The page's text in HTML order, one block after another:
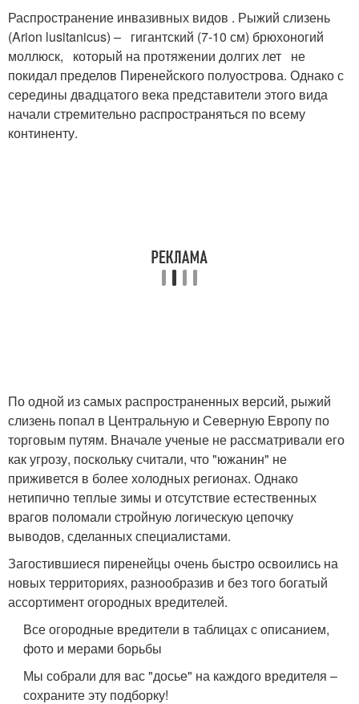
Распространение инвазивных видов . Рыжий слизень
(Arion lusitanicus) – гигантский (7-10 см) брюхоногий
моллюск, который на протяжении долгих лет не
покидал пределов Пиренейского полуострова. Однако с
середины двадцатого века представители этого вида
начали стремительно распространяться по всему
континенту.
По одной из самых распространенных версий, рыжий
слизень попал в Центральную и Северную Европу по
торговым путям. Вначале ученые не рассматривали его
как угрозу, поскольку считали, что "южанин" не
приживется в более холодных регионах. Однако
нетипично теплые зимы и отсутствие естественных
врагов поломали стройную логическую цепочку
выводов, сделанных специалистами.
Загостившиеся пиренейцы очень быстро освоились на
новых территориях, разнообразив и без того богатый
ассортимент огородных вредителей.
Все огородные вредители в таблицах с описанием,
фото и мерами борьбы
Мы собрали для вас "досье" на каждого вредителя –
сохраните эту подборку!